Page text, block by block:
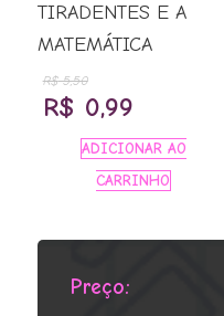
Preço:
TIRADENTES E A
MATEMÁTICA
R$5,50
O
preço
original
R$ 0,99O
preço
atual
ADICIONAR AO
CARRINHO